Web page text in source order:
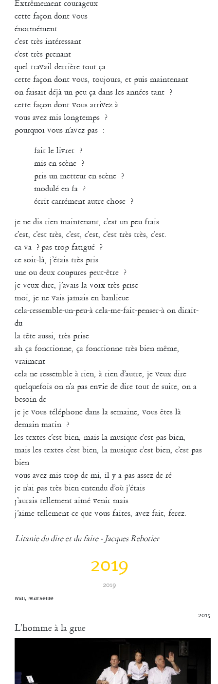
Muriel Corbel
Pascale Cherblanc
Pascale Paoli
Sabine Macher
Séverine Bauvais Sonia Darbois
Stéphane Imbert Sylvain Cassou
Valérie Brau-Antony
Extrêmement courageux
cette façon dont vous
énormément
c’est très intéressant
c’est très prenant
quel travail derrière tout ça
cette façon dont vous, toujours, et puis maintenant
on faisait déjà un peu ça dans les années tant ?
cette façon dont vous arrivez à
vous avez mis longtemps ?
pourquoi vous n’avez pas :
fait le livret ?
mis en scène ?
pris un metteur en scène ?
modulé en fa ?
écrit carrément autre chose ?
je ne dis rien maintenant, c’est un peu frais
c’est, c’est très, c’est, c’est, c’est très très, c’est.
ca va ? pas trop fatigué ?
ce soir-là, j’étais très pris
une ou deux coupures peut-être ?
je veux dire, j’avais la voix très prise
moi, je ne vais jamais en banlieue
cela-ressemble-un-peu-à cela-me-fait-penser-à on dirait-
du
la tête aussi, très prise
ah ça fonctionne, ça fonctionne très bien même,
vraiment
cela ne ressemble à rien, à rien d’autre, je veux dire
quelquefois on n’a pas envie de dire tout de suite, on a
besoin de
je je vous téléphone dans la semaine, vous êtes là
demain matin ?
les textes c’est bien, mais la musique c’est pas bien,
mais les textes c’est bien, la musique c’est bien, c’est pas
bien
vous avez mis trop de mi, il y a pas assez de ré
je n’ai pas très bien entendu d’où j’étais
j’aurais tellement aimé venir mais
j’aime tellement ce que vous faites, avez fait, ferez.
Litanie du dire et du faire - Jacques Rebotier
2019
2019
Création pour les danseurs du groupe Coline (session 2008-2010)
Marion Alzieu, Quentin Baguet, Doria Belanger, Laurent Cebe, Aïcha
El Fishawy, Guillaume Guilherme, Lauriane Madelaine, Alice Masson,
Cybille Soulier, Chiara Taviani, Lisa Vilret
Stones, Bob Dylan, Lou Reed
DDDrinking the rain
DDDrinking the rain » est une création qui s’appuie sur l’écriture de
biographies des danseurs en partie imaginaires entremêlant textes et
mouvements. Les danseurs mettent en jeu leurs propres énergies et
musicalités à travers un travail de composition.
Nouveau studio à la Friche
En juillet 2012, la compagnie s’installait dans de nouveaux locaux à La
Friche La Belle de Mai.
Le studio, équipé d’un nouveau plancher SALTIS aux qualités
exceptionnelles
pour la danse conçu est réalisé par la société SPECTAT .
La compagnie La Liseuse a bénéficié en 2012 d’une aide à
l’investissement du Conseil Régional PACA pour l’aménagement de
son nouveau studio.
Événement dansé proposé dans le cadre des 48H chrono de la Friche
Foncièrement réservé
pour et avec les danseurs de Coline (Istres) à la Friche de la Belle de
Mai, Marseille
2015
L’homme à la grue